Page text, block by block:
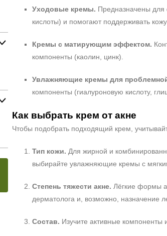
Уходовые кремы. Предназначены для
кислоты) и помогают поддерживать
Кремы с матирующим эффектом.
компоненты (каолин, цинк).
Увлажняющие кремы для
компоненты (гиалуроновую кислоту,
Как выбрать крем от акне
Чтобы подобрать подходящий крем,
Тип кожи. Для жирной и
выбирайте увлажняющие кремы с
Степень тяжести акне. Лёгкие формы
дерматолога и, возможно, назначение
Состав. Изучите активные компоненты